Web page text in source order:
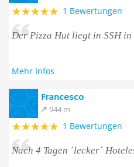
1 Bewertungen
Der Pizza Hut liegt in SSH
Mehr Infos
Francesco
944 m
1 Bewertungen
Nach 4 Tagen ´lecker´